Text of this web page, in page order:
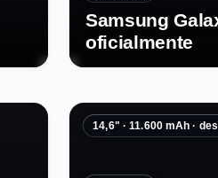
Samsung
oficialmente
14,6" · 11.600 mAh ·